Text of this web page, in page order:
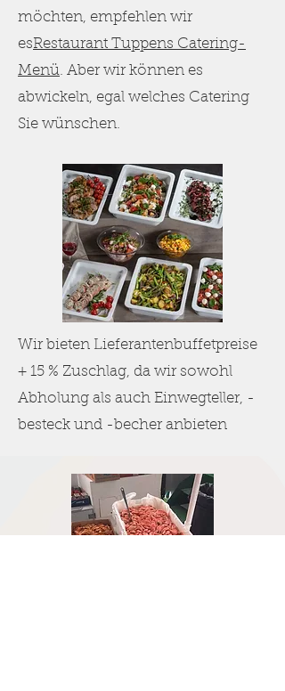
möchten, empfehlen wir
esRestaurant Tuppens Catering-
Menü. Aber wir können es
abwickeln, egal welches Catering
Sie wünschen.
Wir bieten Lieferantenbuffetpreise
+ 15 % Zuschlag, da wir sowohl
Abholung als auch Einwegteller, -
besteck und -becher anbieten